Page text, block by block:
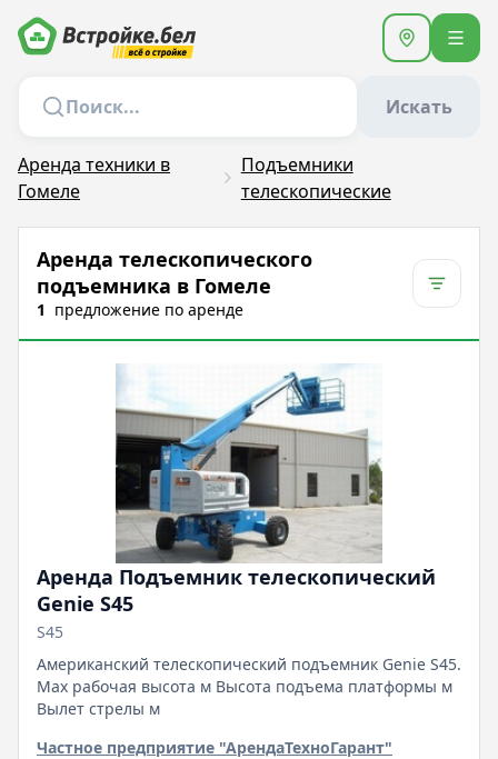
Искать
Аренда техники в
Гомеле
Подъемники
телескопические
Аренда телескопического
подъемника в Гомеле
1 предложение по аренде
Аренда Подъемник телескопический
Genie S45
S45
Американский телескопический подъемник Genie S45.
Мах рабочая высота м Высота подъема платформы м
Вылет стрелы м
Частное предприятие "АрендаТехноГарант"